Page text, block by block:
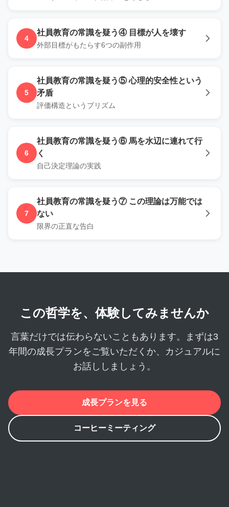
4
社員教育の常識を疑う④ 目標が人を壊す
外部目標がもたらす6つの副作用
5
社員教育の常識を疑う⑤ 心理的安全性という
矛盾
評価構造というプリズム
6
社員教育の常識を疑う⑥ 馬を水辺に連れて行
く
自己決定理論の実践
7
社員教育の常識を疑う⑦ この理論は万能では
ない
限界の正直な告白
この哲学を、体験してみませんか
言葉だけでは伝わらないこともあります。
まずは3
年間の成長プランをご覧いただくか、 カジュアルに
お話ししましょう。
成長プランを見る
コーヒーミーティング